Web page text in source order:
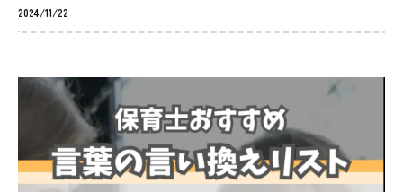
2024/11/22